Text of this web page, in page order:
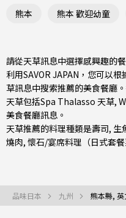
熊本 熊本 歡迎幼童
請從天草訊息中選擇感興趣的
利用SAVOR JAPAN，您可以
草訊息中搜索推薦的美食餐廳
天草包括Spa Thalasso 天草,
美食餐廳訊息。
天草推薦的料理種類是壽司, 生
燒肉, 懷石/宴席料理（日式套餐
品味日本 九州 熊本縣,